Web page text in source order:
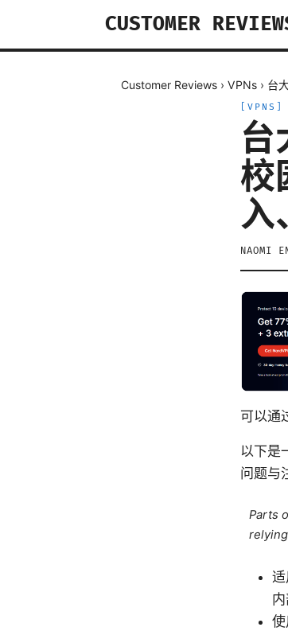
CUSTOMER
Customer Reviews › VPNs › 台
VPNS
台
校
入
NAOMI
可以通
以下是
问题与
Parts